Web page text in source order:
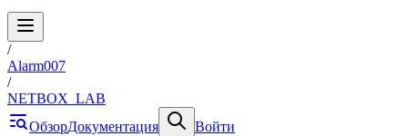
/
Alarm007
/
NETBOX_LAB
ОбзорДокументация
Войти